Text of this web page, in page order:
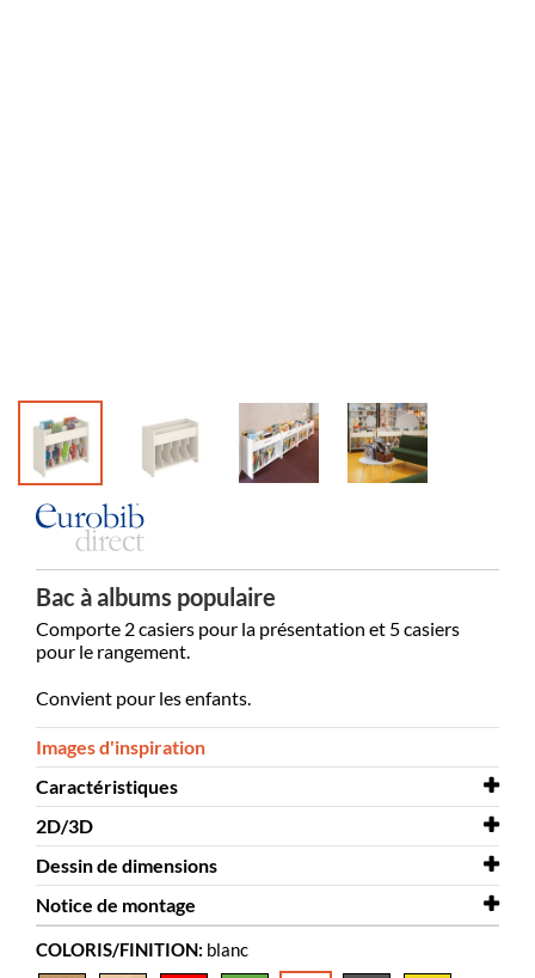
Bac à albums populaire
Comporte 2 casiers pour la présentation et 5 casiers
pour le rangement.
Convient pour les enfants.
Images d'inspiration
Caractéristiques
Largeur
Profondeur
Hauteur
Coloris
2D/3D
2D/3D
Petit Claus 2D.dwg
2D/3D
Petit Claus 3D.dwg
Dessin de dimensions
Dessin de dimensions Petit Claus
Notice de montage
Notice de montage
COLORIS/FINITION: blanc